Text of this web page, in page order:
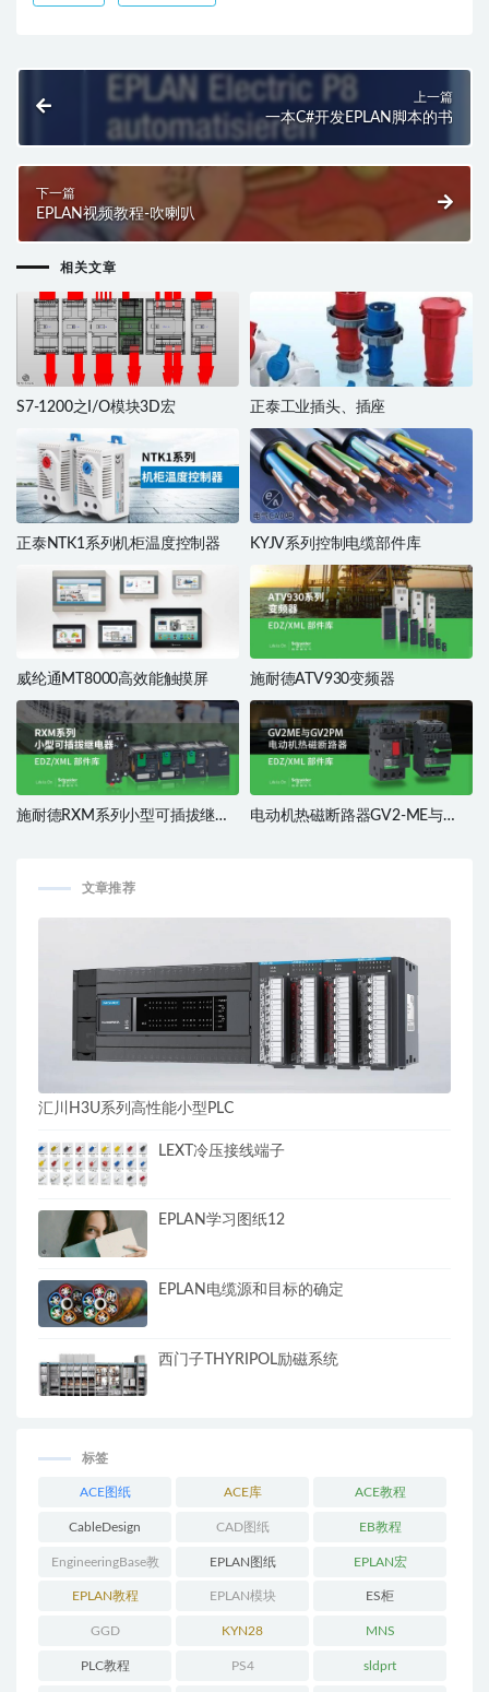
上一篇
一本C#开发EPLAN脚本的书
下一篇
EPLAN视频教程-吹喇叭
相关文章
S7-1200之I/O模块3D宏 正泰工业插头、插座
正泰NTK1系列机柜温度控制器 KYJV系列控制电缆部件库
威纶通MT8000高效能触摸屏 施耐德ATV930变频器
施耐德RXM系列小型可插拔继电
电动机热磁断路器GV2-ME与
文章推荐
汇川H3U系列高性能小型PLC
LEXT冷压接线端子
EPLAN学习图纸12
EPLAN电缆源和目标的确定
西门子THYRIPOL励磁系统
标签
ACE图纸 ACE库 ACE教程
CableDesign CAD图纸 EB教程
EngineeringBase教
程
EPLAN图纸 EPLAN宏
EPLAN教程 EPLAN模块 ES柜
GGD KYN28 MNS
PLC教程 PS4 sldprt